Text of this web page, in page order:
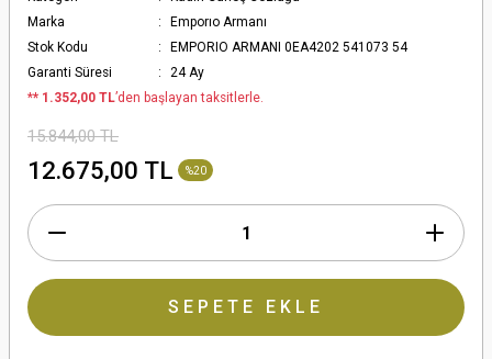
Marka
Emporıo Armanı
Stok Kodu
EMPORIO ARMANI 0EA4202 541073 54
Garanti Süresi
24 Ay
** 1.352,00 TL’den başlayan taksitlerle.
15.844,00 TL
12.675,00 TL %20
SEPETE EKLE